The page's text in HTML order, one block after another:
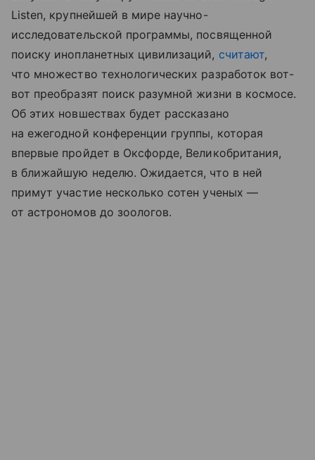
Listen, крупнейшей в мире научно-
исследовательской программы, посвященной
поиску инопланетных цивилизаций, считают,
что множество технологических разработок вот-
вот преобразят поиск разумной жизни в космосе.
Об этих новшествах будет рассказано
на ежегодной конференции группы, которая
впервые пройдет в Оксфорде, Великобритания,
в ближайшую неделю. Ожидается, что в ней
примут участие несколько сотен ученых —
от астрономов до зоологов.